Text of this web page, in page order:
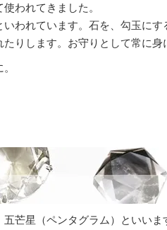
われてきました。
われています。石を、勾玉に
りします。お守りとして常に身
芒星（ペンタグラム）といいま